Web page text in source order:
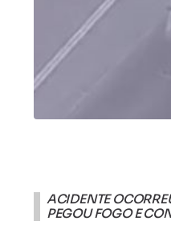
ACIDENTE
PEGOU FOGO E